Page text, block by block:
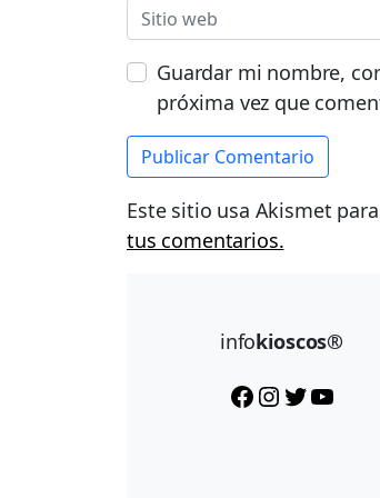
Guardar mi nombre,
próxima vez que
Este sitio usa Akismet
tus comentarios.
infokioscos®
Facebook Instagram Twitter YouTube